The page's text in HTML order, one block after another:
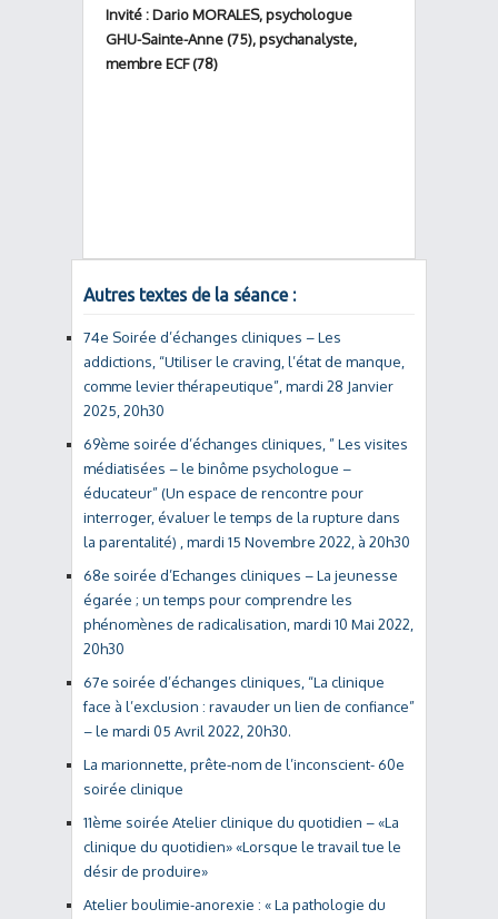
Invité : Dario MORALES, psychologue
GHU-Sainte-Anne (75), psychanalyste,
membre ECF (78)
Autres textes de la séance :
74e Soirée d’échanges cliniques – Les
addictions, “Utiliser le craving, l’état de manque,
comme levier thérapeutique”, mardi 28 Janvier
2025, 20h30
69ème soirée d’échanges cliniques, ” Les visites
médiatisées – le binôme psychologue –
éducateur” (Un espace de rencontre pour
interroger, évaluer le temps de la rupture dans
la parentalité) , mardi 15 Novembre 2022, à 20h30
68e soirée d’Echanges cliniques – La jeunesse
égarée ; un temps pour comprendre les
phénomènes de radicalisation, mardi 10 Mai 2022,
20h30
67e soirée d’échanges cliniques, “La clinique
face à l’exclusion : ravauder un lien de confiance”
– le mardi 05 Avril 2022, 20h30.
La marionnette, prête-nom de l’inconscient- 60e
soirée clinique
11ème soirée Atelier clinique du quotidien – «La
clinique du quotidien» «Lorsque le travail tue le
désir de produire»
Atelier boulimie-anorexie : « La pathologie du